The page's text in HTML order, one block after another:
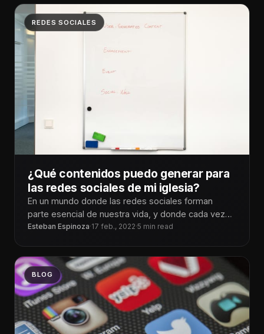
REDES SOCIALES
¿Qué contenidos puedo generar para
las redes sociales de mi iglesia?
En un mundo donde las redes sociales forman
parte esencial de nuestra vida, y donde cada vez
hay más y más contenidos, a veces se torna
Esteban Espinoza·17 feb., 2022·5 min read
BLOG